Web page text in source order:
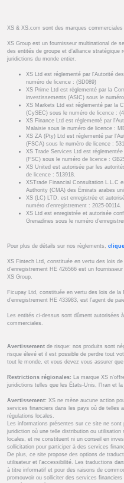
XS & XS.com sont des marques commerciales
XS Group est un fournisseur multinational de
des entités de groupe et d’alliance stratégique
juridictions du monde entier.
XS Ltd est réglementé par l'Autorité
numéro de licence : (SD089)
XS Prime Ltd est réglementé par la
investissements (ASIC) sous le
XS Markets Ltd est réglementé par la
(CySEC) sous le numéro de licence :
XS Finance Ltd est réglementé par
Malaisie sous le numéro de licence :
XS ZA (Pty) Ltd est réglementé par
(FSCA) sous le numéro de licence :
XS Trade Services Ltd est
(FSC) sous le numéro de licence :
XS United est autorisée par les
de licence : 513918.
XSTrade Financial Consultation L.L.C
Authority (CMA) des Émirats arabes
XS (LC) LTD. est enregistrée et
numéro d’enregistrement : 2025-00114.
XS Ltd est enregistrée et autorisée
Grenadines sous le numéro
Pour plus de détails sur nos règlements,
XS Fintech Ltd, constituée en vertu des lois
d’enregistrement HE 426566 est un
XS Group.
Ficupay Ltd, constituée en vertu des lois de la
d’enregistrement HE 433983, est l’agent de
Les entités ci-dessus sont dûment autorisées
commerciales.
Avertissement de risque: nos produits sont
risque élevé et il est possible de perdre tout
tout le monde, et vous devez vous assurer
Restrictions régionales: La marque XS
juridictions telles que les États-Unis, l’Iran et
Avertissement: XS ne mène aucune action
services financiers dans les pays où de telles
régulations locales.
Les informations présentes sur ce site ne
juridiction où une telle distribution ou
locales, et ne constituent ni un conseil en
sollicitation pour participer à des services
De plus, ce site propose des options de
utilisateur et l'accessibilité. Les traductions
à titre informatif et pour des raisons de
promouvoir ou solliciter des services